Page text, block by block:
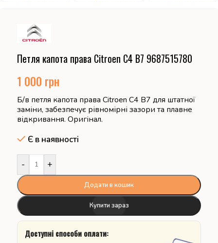
Петля капота права Citroen C4 B7 9687515780
1 000 грн
Б/в петля капота права Citroen C4 B7 для штатної
заміни, забезпечує рівномірні зазори та плавне
відкривання. Оригінал.
Є в наявності
- +
Додати в кошик
Купити зараз
Доступні способи оплати: